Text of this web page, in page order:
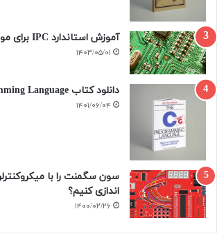
آموزش استاندارد IPC برای مونتاژ
۱۴۰۳/۰۵/۰۱
دانلود کتاب The C Programming Language
۱۴۰۱/۰۶/۰۴
اندازی کنیم؟
۱۴۰۰/۰۲/۲۶